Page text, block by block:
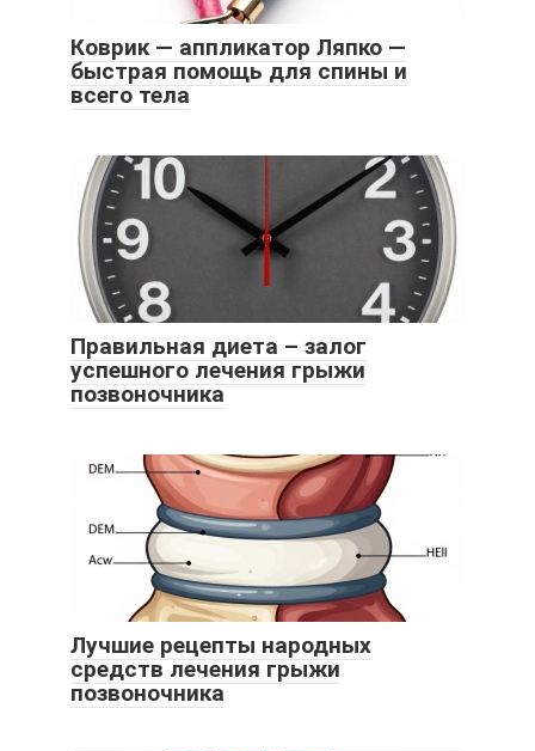
Коврик — аппликатор Ляпко —
быстрая помощь для спины и
всего тела
Правильная диета – залог
успешного лечения грыжи
позвоночника
Лучшие рецепты народных
средств лечения грыжи
позвоночника